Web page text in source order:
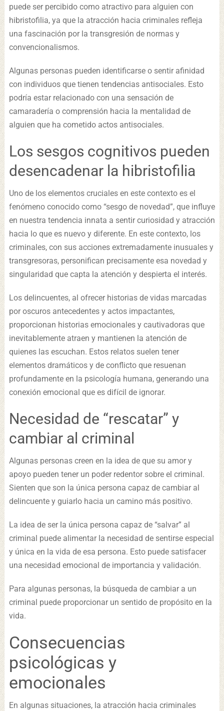
puede ser percibido como atractivo para alguien con
hibristofilia, ya que la atracción hacia criminales refleja
una fascinación por la transgresión de normas y
convencionalismos.
Algunas personas pueden identificarse o sentir afinidad
con individuos que tienen tendencias antisociales. Esto
podría estar relacionado con una sensación de
camaradería o comprensión hacia la mentalidad de
alguien que ha cometido actos antisociales.
Los sesgos cognitivos pueden
desencadenar la hibristofilia
Uno de los elementos cruciales en este contexto es el
fenómeno conocido como “sesgo de novedad”, que influye
en nuestra tendencia innata a sentir curiosidad y atracción
hacia lo que es nuevo y diferente. En este contexto, los
criminales, con sus acciones extremadamente inusuales y
transgresoras, personifican precisamente esa novedad y
singularidad que capta la atención y despierta el interés.
Los delincuentes, al ofrecer historias de vidas marcadas
por oscuros antecedentes y actos impactantes,
proporcionan historias emocionales y cautivadoras que
inevitablemente atraen y mantienen la atención de
quienes las escuchan. Estos relatos suelen tener
elementos dramáticos y de conflicto que resuenan
profundamente en la psicología humana, generando una
conexión emocional que es difícil de ignorar.
Necesidad de “rescatar” y
cambiar al criminal
Algunas personas creen en la idea de que su amor y
apoyo pueden tener un poder redentor sobre el criminal.
Sienten que son la única persona capaz de cambiar al
delincuente y guiarlo hacia un camino más positivo.
La idea de ser la única persona capaz de “salvar” al
criminal puede alimentar la necesidad de sentirse especial
y única en la vida de esa persona. Esto puede satisfacer
una necesidad emocional de importancia y validación.
Para algunas personas, la búsqueda de cambiar a un
criminal puede proporcionar un sentido de propósito en la
vida.
Consecuencias
psicológicas y
emocionales
En algunas situaciones, la atracción hacia criminales